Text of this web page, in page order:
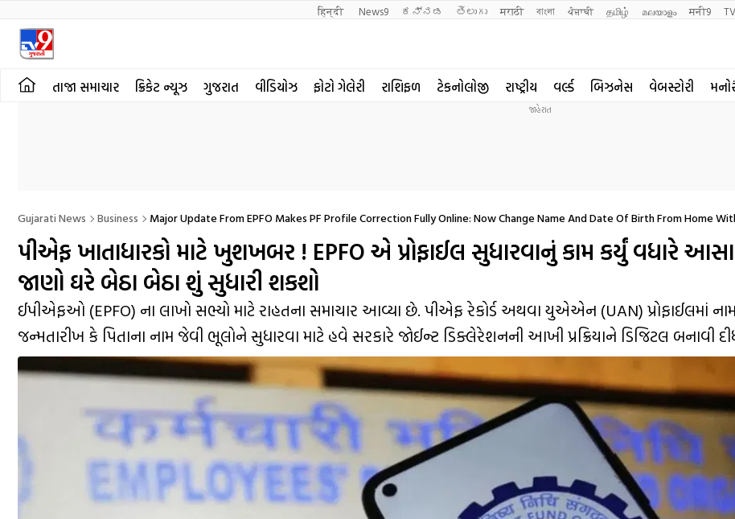
हिन्दी News9 ಕನ್ನಡ తెలుగు मराठी বাংলা ਪੰਜਾਬੀ தமிழ் മലയാളം मनी9
તાજા સમાચાર ક્રિકેટ ન્યૂઝ ગુજરાત વીડિયોઝ ફોટો ગેલેરી રાશિફળ ટેકનોલોજી રાષ્ટ્રીય વર્લ્ડ બિઝનેસ વેબસ્ટોરી
Gujarati News Business Major Update From EPFO Makes PF Profile Correction Fully Online: Now Change Name And Date Of Birth From Home
પીએફ ખાતાધારકો માટે ખુશખબર ! EPFO એ પ્રોફાઈલ સુધારવાનું કામ કર્યું વધારે
જાણો ઘરે બેઠા બેઠા શું સુધારી શકશો
ઈપીએફઓ (EPFO) ના લાખો સભ્યો માટે રાહતના સમાચાર આવ્યા છે. પીએફ રેકોર્ડ અથવા યુએએન (UAN) પ્રોફાઈલમાં
જન્મતારીખ કે પિતાના નામ જેવી ભૂલોને સુધારવા માટે હવે સરકારે જોઈન્ટ ડિક્લેરેશનની આખી પ્રક્રિયાને ડિજિટલ બનાવી